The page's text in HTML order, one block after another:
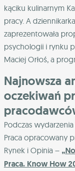
kąciku kulinarnym
pracy. A
zaprezentowała
psychologii i rynku
Maciej Orłoś, a
Najnowsza
oczekiwań
Podczas
Praca opracowany
Rynek i Opinia –
Praca. Know How